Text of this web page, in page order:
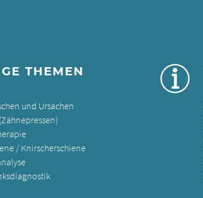
THEMEN
und Ursachen
/ Knirscherschiene